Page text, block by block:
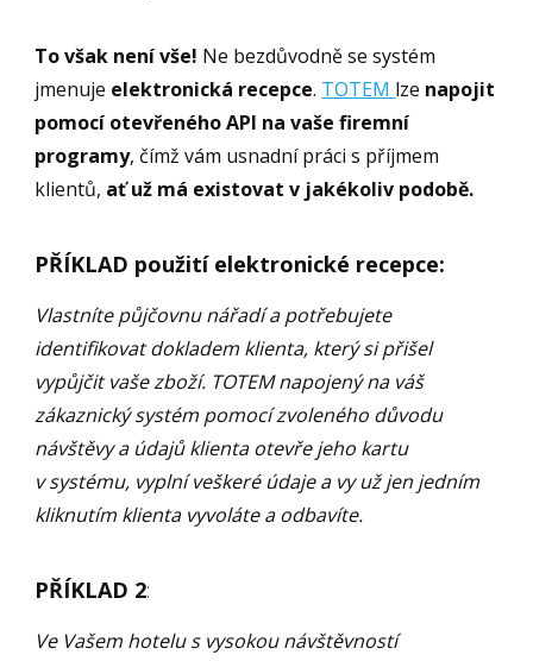
To však není vše! Ne bezdůvodně se systém
jmenuje elektronická recepce. TOTEM lze napojit
pomocí otevřeného API na vaše firemní
programy, čímž vám usnadní práci s příjmem
klientů, ať už má existovat v jakékoliv podobě.
PŘÍKLAD použití elektronické recepce:
Vlastníte půjčovnu nářadí a potřebujete
identifikovat dokladem klienta, který si přišel
vypůjčit vaše zboží. TOTEM napojený na váš
zákaznický systém pomocí zvoleného důvodu
návštěvy a údajů klienta otevře jeho kartu
v systému, vyplní veškeré údaje a vy už jen jedním
kliknutím klienta vyvoláte a odbavíte.
PŘÍKLAD 2:
Ve Vašem hotelu s vysokou návštěvností